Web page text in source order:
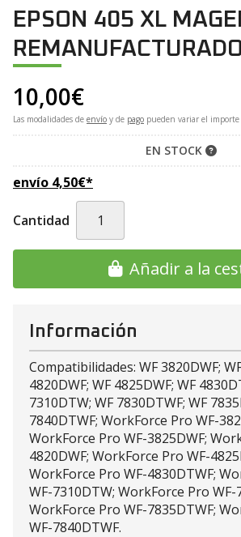
EPSON 405 XL
REMANUFACTURADO
10,00€
Las modalidades de envío y de pago pueden variar el
EN STOCK
envío 4,50€*
Cantidad
Añadir a la
Información
Compatibilidades: WF 3820DWF;
4820DWF; WF 4825DWF; WF
7310DTW; WF 7830DTWF; WF
7840DTWF; WorkForce Pro WF-
WorkForce Pro WF-3825DWF;
4820DWF; WorkForce Pro WF-
WorkForce Pro WF-4830DTWF;
WF-7310DTW; WorkForce Pro WF-
WorkForce Pro WF-7835DTWF;
WF-7840DTWF.